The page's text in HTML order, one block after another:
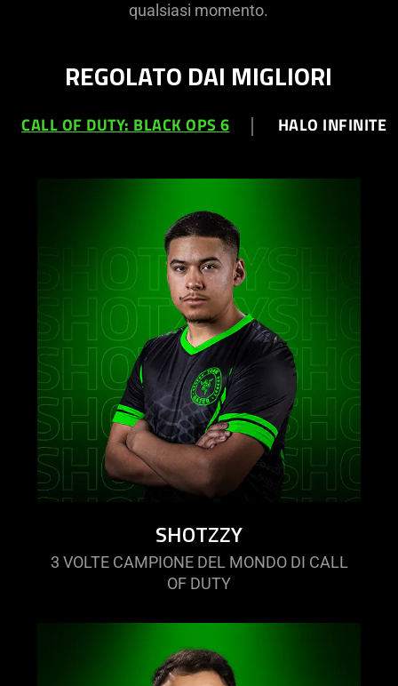
qualsiasi momento.
REGOLATO DAI MIGLIORI
CALL OF DUTY: BLACK OPS 6 HALO INFINITE
SHOTZZY
3 VOLTE CAMPIONE DEL MONDO DI CALL
OF DUTY